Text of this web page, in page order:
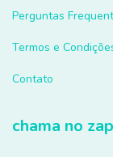
Perguntas
Termos e
Contato
chama no zap